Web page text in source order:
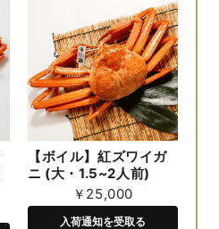
【ボイル】紅ズワイガ
ニ (大・1.5~2人前)
￥25,000
入荷通知を受取る